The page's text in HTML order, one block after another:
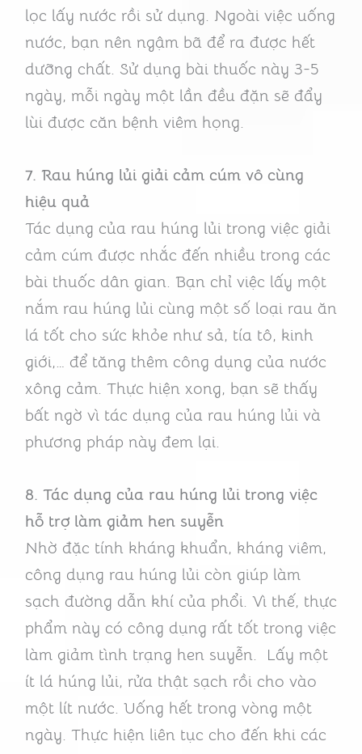
lọc lấy nước rồi sử dụng. Ngoài việc uống
nước, bạn nên ngậm bã để ra được hết
dưỡng chất. Sử dụng bài thuốc này 3-5
ngày, mỗi ngày một lần đều đặn sẽ đẩy
lùi được căn bệnh viêm họng.
7. Rau húng lủi giải cảm cúm vô cùng
hiệu quả
Tác dụng của rau húng lủi trong việc giải
cảm cúm được nhắc đến nhiều trong các
bài thuốc dân gian. Bạn chỉ việc lấy một
nắm rau húng lủi cùng một số loại rau ăn
lá tốt cho sức khỏe như sả, tía tô, kinh
giới,… để tăng thêm công dụng của nước
xông cảm. Thực hiện xong, bạn sẽ thấy
bất ngờ vì tác dụng của rau húng lủi và
phương pháp này đem lại.
8. Tác dụng của rau húng lủi trong việc
hỗ trợ làm giảm hen suyễn
Nhờ đặc tính kháng khuẩn, kháng viêm,
công dụng rau húng lủi còn giúp làm
sạch đường dẫn khí của phổi. Vì thế, thực
phẩm này có công dụng rất tốt trong việc
làm giảm tình trạng hen suyễn. Lấy một
ít lá húng lủi, rửa thật sạch rồi cho vào
một lít nước. Uống hết trong vòng một
ngày. Thực hiện liên tục cho đến khi các